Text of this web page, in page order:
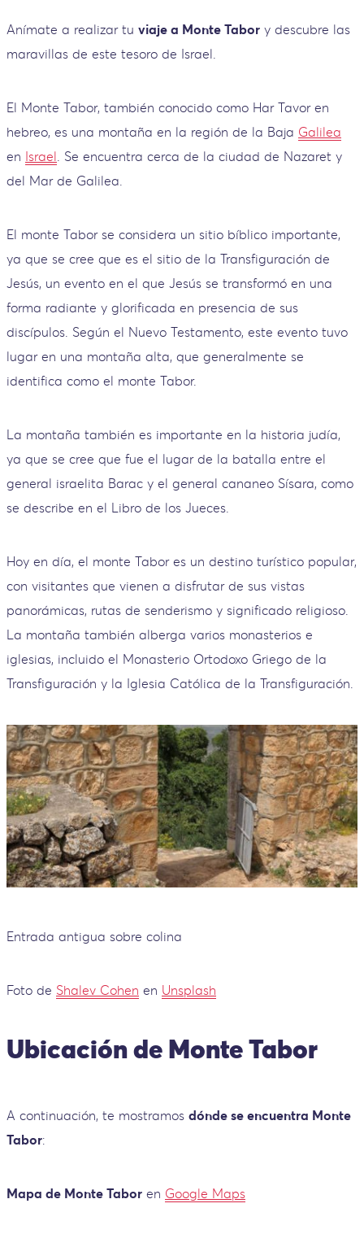
Anímate a realizar tu viaje a Monte Tabor y descubre las
maravillas de este tesoro de Israel.
El Monte Tabor, también conocido como Har Tavor en
hebreo, es una montaña en la región de la Baja Galilea
en Israel . Se encuentra cerca de la ciudad de Nazaret y
del Mar de Galilea.
El monte Tabor se considera un sitio bíblico importante,
ya que se cree que es el sitio de la Transfiguración de
Jesús, un evento en el que Jesús se transformó en una
forma radiante y glorificada en presencia de sus
discípulos. Según el Nuevo Testamento, este evento tuvo
lugar en una montaña alta, que generalmente se
identifica como el monte Tabor.
La montaña también es importante en la historia judía,
ya que se cree que fue el lugar de la batalla entre el
general israelita Barac y el general cananeo Sísara, como
se describe en el Libro de los Jueces.
Hoy en día, el monte Tabor es un destino turístico popular,
con visitantes que vienen a disfrutar de sus vistas
panorámicas, rutas de senderismo y significado religioso.
La montaña también alberga varios monasterios e
iglesias, incluido el Monasterio Ortodoxo Griego de la
Transfiguración y la Iglesia Católica de la Transfiguración.
Entrada antigua sobre colina
Foto de Shalev Cohen en Unsplash
Ubicación de Monte Tabor
A continuación, te mostramos dónde se encuentra Monte
Tabor:
Mapa de Monte Tabor en Google Maps